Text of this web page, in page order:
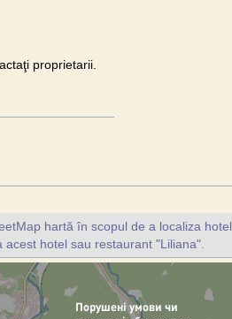
proprietarii.
hartă în scopul de a localiza hotel
hotel sau restaurant "Liliana".